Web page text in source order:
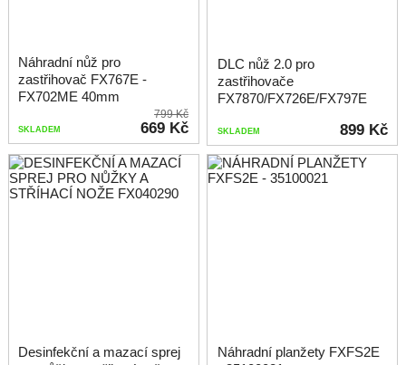
Náhradní nůž pro
zastřihovač FX767E -
FX702ME 40mm
799 Kč
669 Kč
SKLADEM
DLC nůž 2.0 pro
zastřihovače
FX7870/FX726E/FX797E
899 Kč
SKLADEM
Desinfekční a mazací sprej
Náhradní planžety FXFS2E